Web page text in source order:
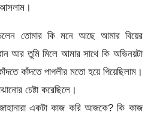
তোমার কি মনে আছে আমার বিয়ের
আর তুমি মিলে আমার সাথে কি অভিনয়টা
কাঁদতে পাগলীর মতো হয়ে গিয়েছিলাম।
চেষ্টা করেছিলে।
একটা কাজ করি আজকে? কি কাজ